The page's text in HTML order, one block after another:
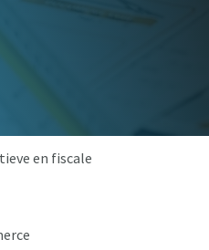
en fiscale